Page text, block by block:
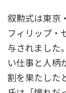
叙勲式は東京
フィリップ・
与されました
い仕事と人柄
割を果たした